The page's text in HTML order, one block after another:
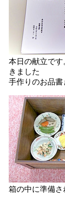
本日の献立で
きました
手作りのお品
箱の中に準備